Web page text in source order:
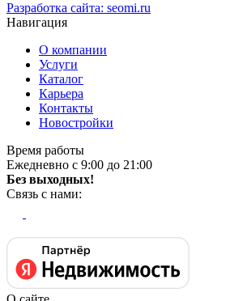
Разработка сайта: seomi.ru
Навигация
О компании
Услуги
Каталог
Карьера
Контакты
Новостройки
Время работы
Ежедневно с 9:00 до 21:00
Без выходных!
Связь с нами: